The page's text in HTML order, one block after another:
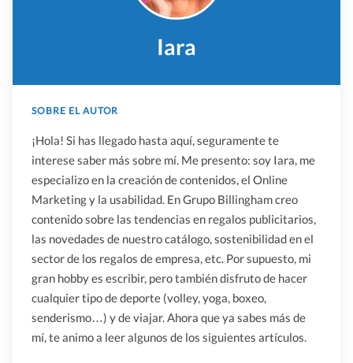
Iara
SOBRE EL AUTOR
¡Hola! Si has llegado hasta aquí, seguramente te
interese saber más sobre mí. Me presento: soy Iara, me
especializo en la creación de contenidos, el Online
Marketing y la usabilidad. En Grupo Billingham creo
contenido sobre las tendencias en regalos publicitarios,
las novedades de nuestro catálogo, sostenibilidad en el
sector de los regalos de empresa, etc. Por supuesto, mi
gran hobby es escribir, pero también disfruto de hacer
cualquier tipo de deporte (volley, yoga, boxeo,
senderismo…) y de viajar. Ahora que ya sabes más de
mí, te animo a leer algunos de los siguientes artículos.